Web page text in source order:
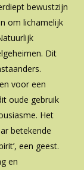
bewustzijn
om lichamelijk
Dit
voor een
oude gebruik
Het
betekende
een geest.
en